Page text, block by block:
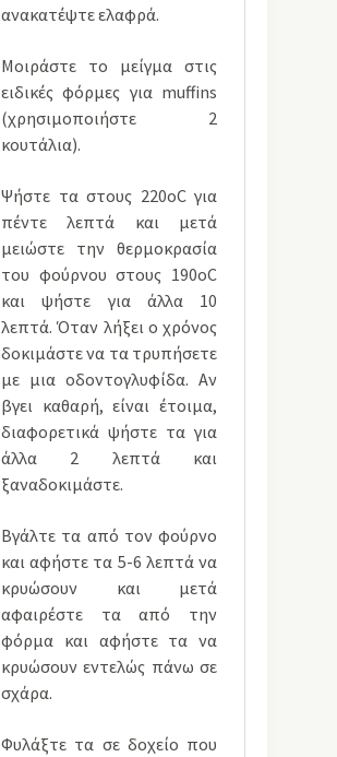
ανακατέψτε ελαφρά.
Μοιράστε το μείγμα στις
ειδικές φόρμες για muffins
(χρησιμοποιήστε 2
κουτάλια).
Ψήστε τα στους 220οC για
πέντε λεπτά και μετά
μειώστε την θερμοκρασία
του φούρνου στους 190oC
και ψήστε για άλλα 10
λεπτά. Όταν λήξει ο χρόνος
δοκιμάστε να τα τρυπήσετε
με μια οδοντογλυφίδα. Αν
βγει καθαρή, είναι έτοιμα,
διαφορετικά ψήστε τα για
άλλα 2 λεπτά και
ξαναδοκιμάστε.
Βγάλτε τα από τον φούρνο
και αφήστε τα 5-6 λεπτά να
κρυώσουν και μετά
αφαιρέστε τα από την
φόρμα και αφήστε τα να
κρυώσουν εντελώς πάνω σε
σχάρα.
Φυλάξτε τα σε δοχείο που